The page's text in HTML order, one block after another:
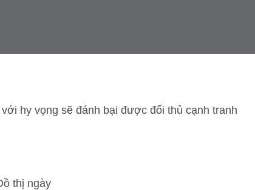
hy vọng sẽ đánh bại được đối thủ cạnh tranh
thị ngày